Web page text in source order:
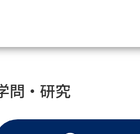
大学・短大
問・研究